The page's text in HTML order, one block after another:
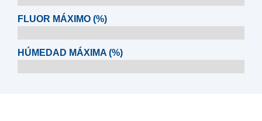
FLUOR MÁXIMO (%)
HÚMEDAD MÁXIMA (%)